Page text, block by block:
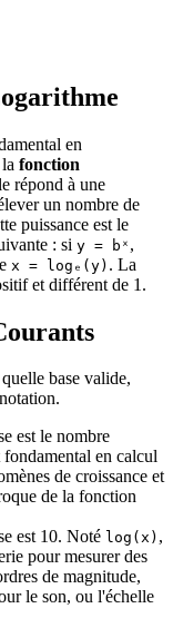
en
fonction
répond à une
un nombre de
puissance est le
: si y = bˣ ,
x = logₑ(y) . La
et différent de 1.
base valide,
est le nombre
fondamental en calcul
de croissance et
de la fonction
est 10. Noté log(x) ,
pour mesurer des
de magnitude,
le son, ou l'échelle